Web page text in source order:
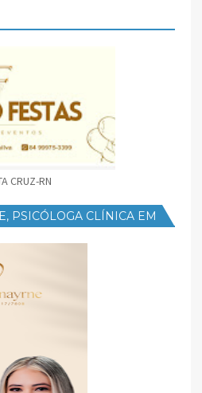
CRUZ-RN
PSICÓLOGA CLÍNICA EM